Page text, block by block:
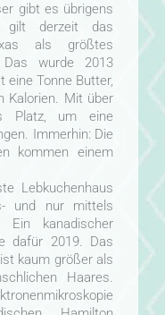
gibt es übrigens
gilt derzeit das
als größtes
Das wurde 2013
eine Tonne Butter,
Kalorien. Mit über
Platz, um eine
Immerhin: Die
kommen einem
Lebkuchenhaus
und nur mittels
Ein kanadischer
dafür 2019. Das
kaum größer als
Haares.